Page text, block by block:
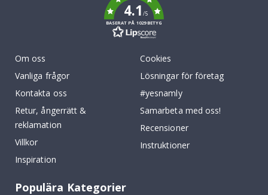
4.1/5
BASERAT PÅ 1029 BETYG
Om oss
Vanliga frågor
Kontakta oss
Retur, ångerrätt &
reklamation
Villkor
Inspiration
Cookies
Lösningar för företag
#yesnamly
Samarbeta med oss!
Recensioner
Instruktioner
Populära Kategorier